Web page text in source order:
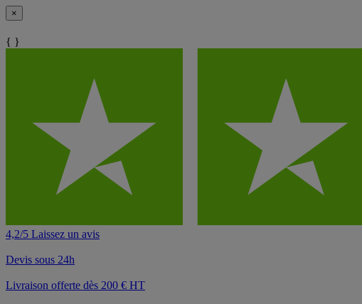
×
{ }
4,2/5 Laissez un avis
Devis sous 24h
Livraison offerte dès 200 € HT